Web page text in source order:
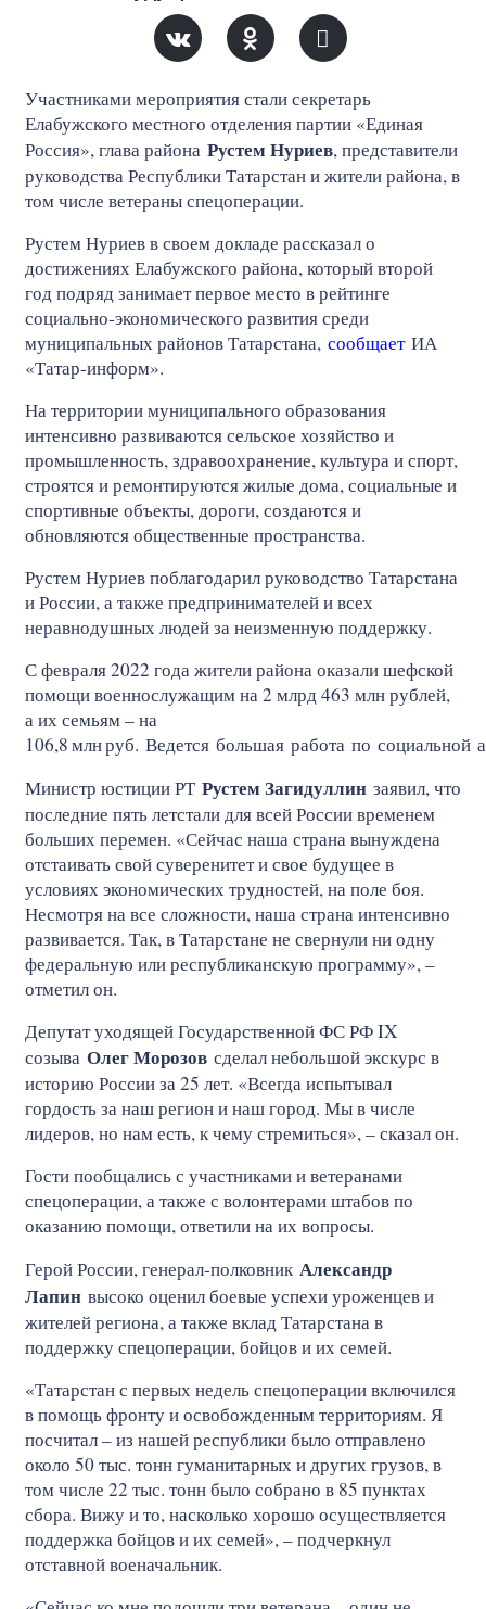
Участниками мероприятия стали секретарь
Елабужского местного отделения партии «Единая
Россия», глава района Рустем Нуриев, представители
руководства Республики Татарстан и жители района, в
том числе ветераны спецоперации.
Рустем Нуриев в своем докладе рассказал о
достижениях Елабужского района, который второй
год подряд занимает первое место в рейтинге
социально‑экономического развития среди
муниципальных районов Татарстана, сообщаетИА
«Татар-информ».
На территории муниципального образования
интенсивно развиваются сельское хозяйство и
промышленность, здравоохранение, культура и спорт,
строятся и ремонтируются жилые дома, социальные и
спортивные объекты, дороги, создаются и
обновляются общественные пространства.
Рустем Нуриев поблагодарил руководство Татарстана
и России, а также предпринимателей и всех
неравнодушных людей за неизменную поддержку.
С февраля 2022 года жители района оказали шефской
помощи военнослужащим на 2 млрд 463 млн рублей,
а их семьям – на
106,8млнруб. Ведется большая работа по
Министр юстиции РТ Рустем Загидуллин заявил, что
последние пять летстали для всей России временем
больших перемен. «Сейчас наша страна вынуждена
отстаивать свой суверенитет и свое будущее в
условиях экономических трудностей, на поле боя.
Несмотря на все сложности, наша страна интенсивно
развивается. Так, в Татарстане не свернули ни одну
федеральную или республиканскую программу», –
отметил он.
Депутат уходящей Государственной ФС РФ IX
созыва Олег Морозов сделал небольшой экскурс в
историю России за 25 лет. «Всегда испытывал
гордость за наш регион и наш город. Мы в числе
лидеров, но нам есть, к чему стремиться», – сказал он.
Гости пообщались с участниками и ветеранами
спецоперации, а также с волонтерами штабов по
оказанию помощи, ответили на их вопросы.
Герой России, генерал-полковник Александр
Лапин высоко оценил боевые успехи уроженцев и
жителей региона, а также вклад Татарстана в
поддержку спецоперации, бойцов и их семей.
«Татарстан с первых недель спецоперации включился
в помощь фронту и освобожденным территориям. Я
посчитал – из нашей республики было отправлено
около 50 тыс. тонн гуманитарных и других грузов, в
том числе 22 тыс. тонн было собрано в 85 пунктах
сбора. Вижу и то, насколько хорошо осуществляется
поддержка бойцов и их семей», – подчеркнул
отставной военачальник.